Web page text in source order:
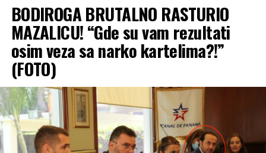
BODIROGA BRUTALNO RASTURIO
MAZALICU! “Gde su vam rezultati
osim veza sa narko kartelima?!”
(FOTO)